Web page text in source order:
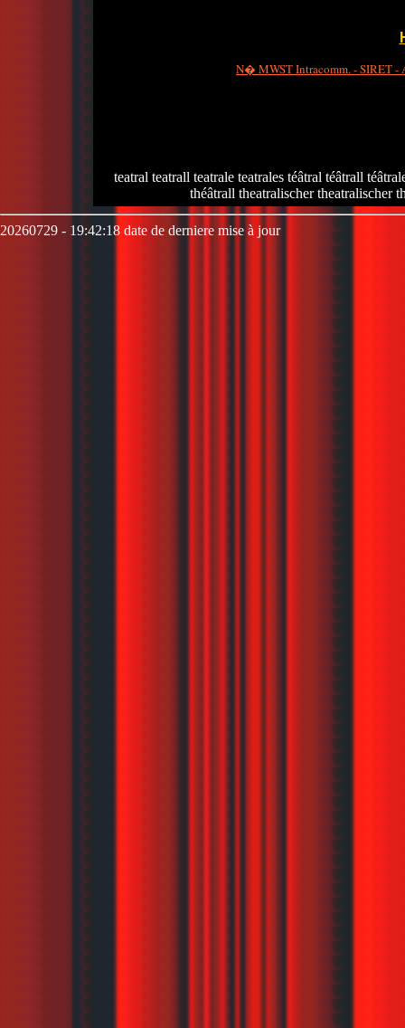
N� MWST Intracomm. - SIRET -
teatral teatrall teatrale teatrales téâtral téâtrall
théâtrall theatralischer theatralischer
20260729 - 19:42:18 date de derniere mise à jour